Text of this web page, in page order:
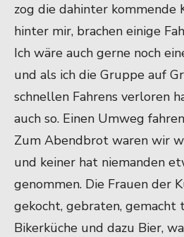
zog die dahinter kommende
hinter mir, brachen einige
Ich wäre auch gerne noch
und als ich die Gruppe auf
schnellen Fahrens verloren
auch so. Einen Umweg
Zum Abendbrot waren wir
und keiner hat niemanden
genommen. Die Frauen der
gekocht, gebraten,
Bikerküche und dazu Bier,